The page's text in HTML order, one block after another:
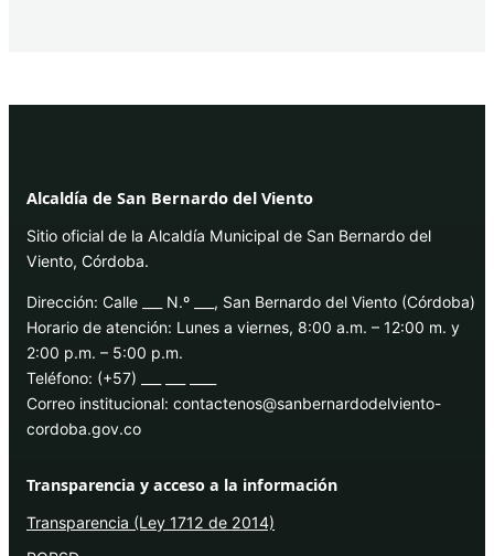
Alcaldía de San Bernardo del Viento
Sitio oficial de la Alcaldía Municipal de San Bernardo del
Viento, Córdoba.
Dirección: Calle ___ N.º ___, San Bernardo del Viento (Córdoba)
Horario de atención: Lunes a viernes, 8:00 a.m. – 12:00 m. y
2:00 p.m. – 5:00 p.m.
Teléfono: (+57) ___ ___ ____
Correo institucional: contactenos@sanbernardodelviento-
cordoba.gov.co
Transparencia y acceso a la información
Transparencia (Ley 1712 de 2014)